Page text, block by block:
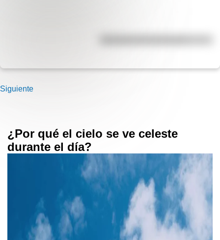
Siguiente
¿Por qué el cielo se ve celeste
durante el día?